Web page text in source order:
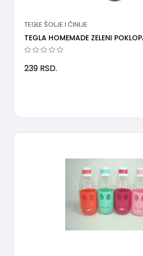
TEGLE ŠOLJE I ČINIJE
TEGLA HOMEMADE ZELENI
239 RSD.